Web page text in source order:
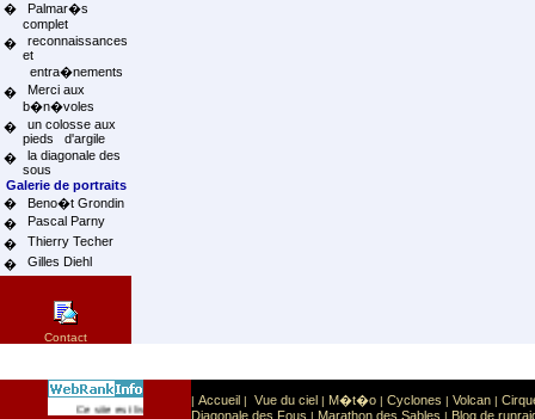
�
Palmar�s
complet
�
reconnaissances
et
entra�nements
�
Merci aux
b�n�voles
�
un colosse aux
pieds d'argile
�
la diagonale des
sous
Galerie de portraits
�
Beno�t Grondin
�
Pascal Parny
�
Thierry Techer
�
Gilles Diehl
Contact
Ce site est list� dans la cat�gorie Sport: Sports extr�mes
| Accueil | Vue du ciel | M�t�o | Cyclones | Volcan |
Diagonale des Fous | Marathon des Sables | Blog de